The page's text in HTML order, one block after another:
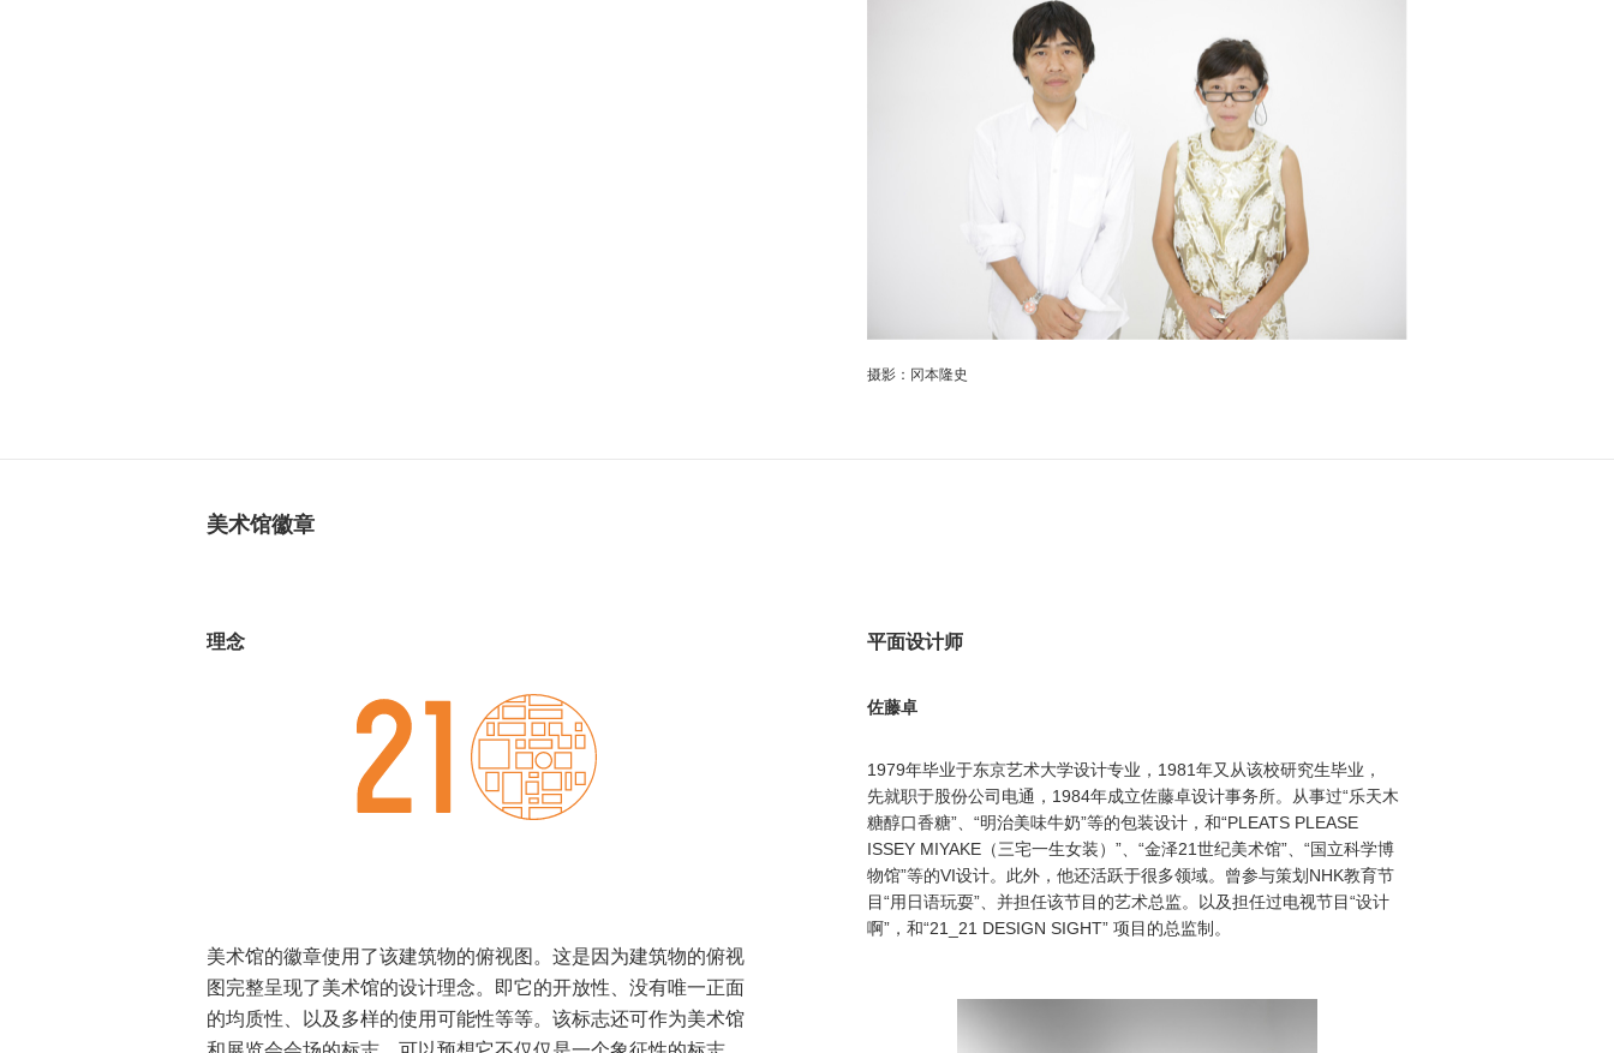
摄影：冈本隆史
美术馆徽章
理念
美术馆的徽章使用了该建筑物的俯视图。这是因为建筑物的俯视
图完整呈现了美术馆的设计理念。即它的开放性、没有唯一正面
的均质性、以及多样的使用可能性等等。该标志还可作为美术馆
平面设计师
佐藤卓
1979年毕业于东京艺术大学设计专业，1981年又从该校研究生毕业，
先就职于股份公司电通，1984年成立佐藤卓设计事务所。从事过“乐天木
糖醇口香糖”、“明治美味牛奶”等的包装设计，和“PLEATS PLEASE
ISSEY MIYAKE（三宅一生女装）”、“金泽21世纪美术馆”、“国立科学博
物馆”等的VI设计。此外，他还活跃于很多领域。曾参与策划NHK教育节
目“用日语玩耍”、并担任该节目的艺术总监。以及担任过电视节目“设计
啊”，和“21_21 DESIGN SIGHT” 项目的总监制。